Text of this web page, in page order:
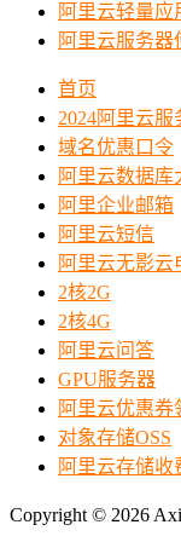
阿里云轻量应
阿里云服务器
首页
2024阿里云服
域名优惠口令
阿里云数据库
阿里企业邮箱
阿里云短信
阿里云无影云
2核2G
2核4G
阿里云问答
GPU服务器
阿里云优惠券
对象存储OSS
阿里云存储收
Copyright © 2026